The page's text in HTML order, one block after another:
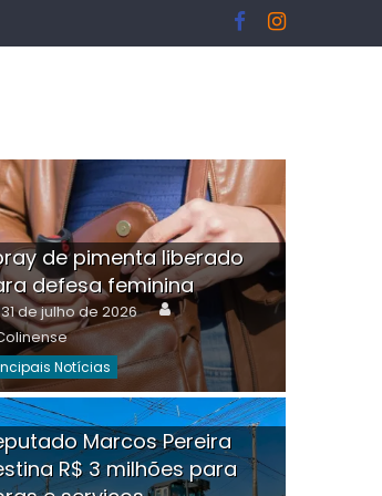
Tristão é
de pimenta liberado
defesa feminina
31 de julho de 2026 Author
Notícias
Marcos Pereira
R$ 3 milhões para